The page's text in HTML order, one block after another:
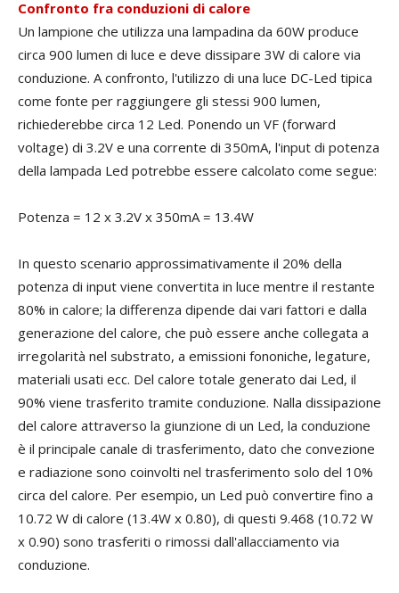
Confronto fra conduzioni di calore
Un lampione che utilizza una lampadina da 60W produce
circa 900 lumen di luce e deve dissipare 3W di calore via
conduzione. A confronto, l'utilizzo di una luce DC-Led tipica
come fonte per raggiungere gli stessi 900 lumen,
richiederebbe circa 12 Led. Ponendo un VF (forward
voltage) di 3.2V e una corrente di 350mA, l'input di potenza
della lampada Led potrebbe essere calcolato come segue:
Potenza = 12 x 3.2V x 350mA = 13.4W
In questo scenario approssimativamente il 20% della
potenza di input viene convertita in luce mentre il restante
80% in calore; la differenza dipende dai vari fattori e dalla
generazione del calore, che può essere anche collegata a
irregolarità nel substrato, a emissioni fononiche, legature,
materiali usati ecc. Del calore totale generato dai Led, il
90% viene trasferito tramite conduzione. Nalla dissipazione
del calore attraverso la giunzione di un Led, la conduzione
è il principale canale di trasferimento, dato che convezione
e radiazione sono coinvolti nel trasferimento solo del 10%
circa del calore. Per esempio, un Led può convertire fino a
10.72 W di calore (13.4W x 0.80), di questi 9.468 (10.72 W
x 0.90) sono trasferiti o rimossi dall'allacciamento via
conduzione.